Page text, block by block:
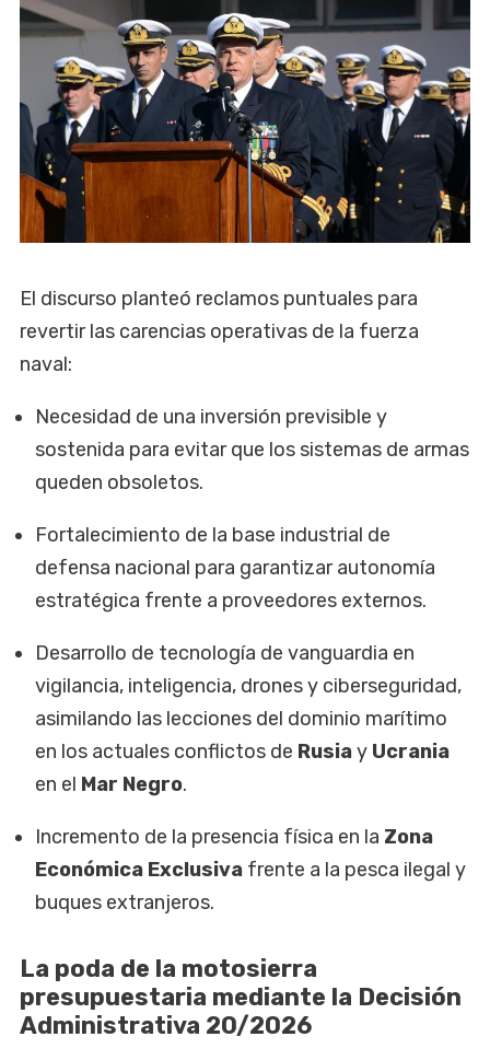
El discurso planteó reclamos puntuales para
revertir las carencias operativas de la fuerza
naval:
Necesidad de una inversión previsible y
sostenida para evitar que los sistemas de armas
queden obsoletos.
Fortalecimiento de la base industrial de
defensa nacional para garantizar autonomía
estratégica frente a proveedores externos.
Desarrollo de tecnología de vanguardia en
vigilancia, inteligencia, drones y ciberseguridad,
asimilando las lecciones del dominio marítimo
en los actuales conflictos de Rusiay Ucrania
en el Mar Negro.
Incremento de la presencia física en la Zona
Económica Exclusiva frente a la pesca ilegal y
buques extranjeros.
La poda de la motosierra
presupuestaria mediante la Decisión
Administrativa 20/2026